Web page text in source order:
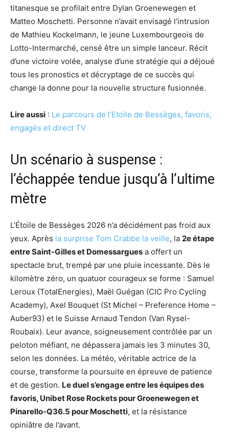
titanesque se profilait entre Dylan Groenewegen et
Matteo Moschetti. Personne n’avait envisagé l’intrusion
de Mathieu Kockelmann, le jeune Luxembourgeois de
Lotto-Intermarché, censé être un simple lanceur. Récit
d’une victoire volée, analyse d’une stratégie qui a déjoué
tous les pronostics et décryptage de ce succès qui
change la donne pour la nouvelle structure fusionnée.
Lire aussi : Le parcours de l’Etoile de Bessèges, favoris,
engagés et direct TV
Un scénario à suspense :
l’échappée tendue jusqu’à l’ultime
mètre
L’Étoile de Bessèges 2026 n’a décidément pas froid aux
yeux. Après la surprise Tom Crabbe la veille, la 2e étape
entre Saint-Gilles et Domessargues a offert un
spectacle brut, trempé par une pluie incessante. Dès le
kilomètre zéro, un quatuor courageux se forme : Samuel
Leroux (TotalEnergies), Maël Guégan (CIC Pro Cycling
Academy), Axel Bouquet (St Michel – Preference Home –
Auber93) et le Suisse Arnaud Tendon (Van Rysel-
Roubaix). Leur avance, soigneusement contrôlée par un
peloton méfiant, ne dépassera jamais les 3 minutes 30,
selon les données. La météo, véritable actrice de la
course, transforme la poursuite en épreuve de patience
et de gestion. Le duel s’engage entre les équipes des
favoris, Unibet Rose Rockets pour Groenewegen et
Pinarello-Q36.5 pour Moschetti, et la résistance
opiniâtre de l’avant.